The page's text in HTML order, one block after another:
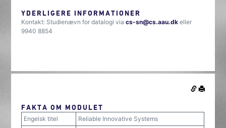
YDERLIGERE INFORMATIONER
Kontakt: Studienævn for datalogi viacs-sn@cs.aau.dk eller
9940 8854
FAKTA OM MODULET
Engelsk titel
Reliable Innovative Systems